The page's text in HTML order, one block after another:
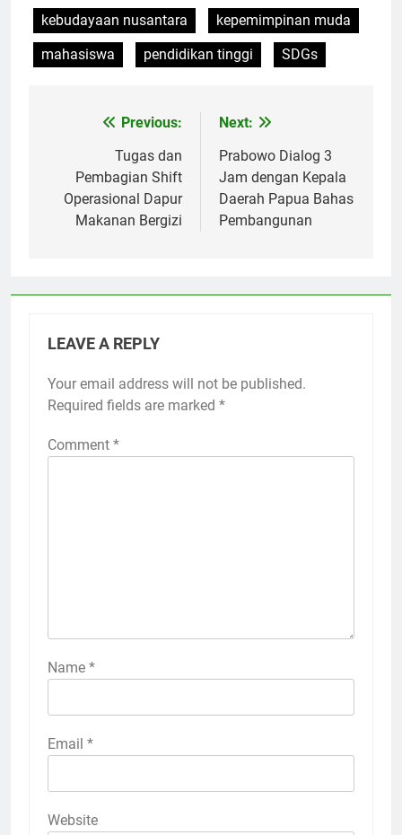
kebudayaan nusantara
kepemimpinan muda
mahasiswa
pendidikan tinggi SDGs
navigation
Previous:
Tugas dan
Pembagian Shift
Operasional Dapur
Makanan Bergizi
Next:
Prabowo Dialog 3
Jam dengan Kepala
Daerah Papua Bahas
Pembangunan
LEAVE A REPLY
Your email address will not be published.
Required fields are marked *
Comment *
Name *
Email *
Website